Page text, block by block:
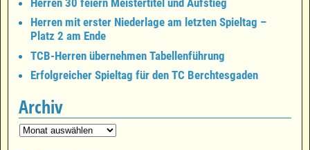
Herren mit erster Niederlage am letzten Spieltag –
Platz 2 am Ende
TCB-Herren übernehmen Tabellenführung
Erfolgreicher Spieltag für den TC Berchtesgaden
Archiv